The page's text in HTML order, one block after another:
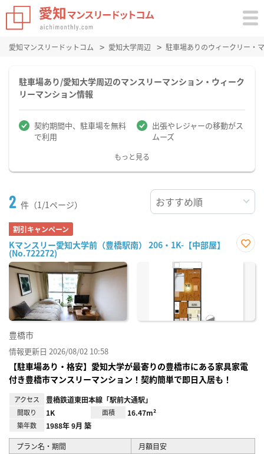
愛知マンスリードットコム 愛知大学周辺 駐車場ありのウィークリー・
駐車場あり/愛知大学周辺のマンスリーマンション・ウィーク
リーマンション情報
契約期間中、駐車場を無料
で利用
出張やレジャーの移動がス
ムーズ
もっと見る
2 件（1/1ページ）
割引キャンペーン
Kマンスリー愛知大学前（豊橋駅南） 206・1K-【中部屋】
(No.722272)
に入
豊橋市
情報更新日 2026/08/02 10:58
【駐車場あり・格安】愛知大学が最寄りの豊橋市にある家具家電
付き豊橋市マンスリーマンション！契約簡単で即日入居も！
アクセス 豊橋鉄道東田本線「駅前大通駅」
間取り 1K 面積 16.47m²
築年数 1988年 9月 築
プラン名・期間 月額目安